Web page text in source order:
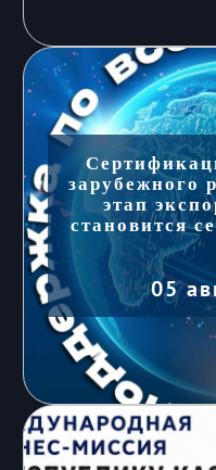
зарубежного
этап
становится
05